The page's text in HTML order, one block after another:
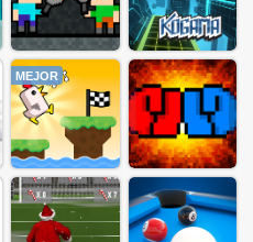
MEJOR